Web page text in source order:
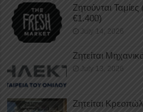
Ζητούνται
€1.400)
July 14, 2026
Ζητείται
July 13, 2026
Ζητείται